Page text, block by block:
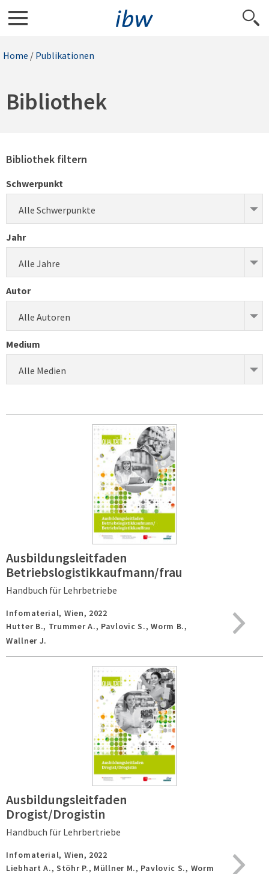
Home / Publikationen
Bibliothek
Bibliothek filtern
Schwerpunkt
Alle Schwerpunkte
Jahr
Alle Jahre
Autor
Alle Autoren
Medium
Alle Medien
Ausbildungsleitfaden
Betriebslogistikkaufmann/frau
Handbuch für Lehrbetriebe
Infomaterial, Wien, 2022
Hutter B., Trummer A., Pavlovic S., Worm B.,
Wallner J.
Ausbildungsleitfaden
Drogist/Drogistin
Handbuch für Lehrbertriebe
Infomaterial, Wien, 2022
Liebhart A., Stöhr P., Müllner M., Pavlovic S., Worm